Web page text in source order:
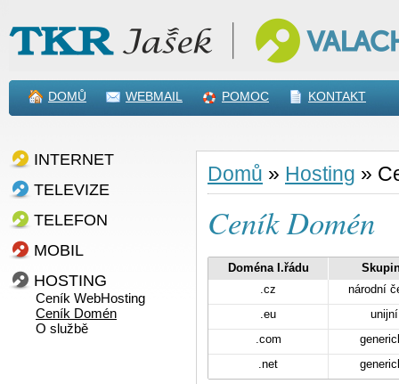
DOMŮ WEBMAIL POMOC KONTAKT
INTERNET
TELEVIZE
TELEFON
MOBIL
HOSTING
Ceník WebHosting
Ceník Domén
O službě
Domů » Hosting »
Ceník Domén
Doména I.řádu
.cz
národní
.eu
unijní
.com
.net